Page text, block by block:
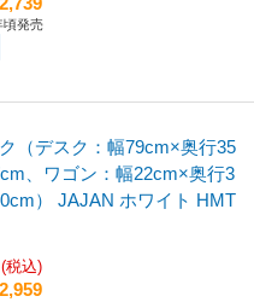
頃発売
（デスク：幅79cm×奥行35
、ワゴン：幅22cm×奥行3
） JAJAN ホワイト HMT
(税込)